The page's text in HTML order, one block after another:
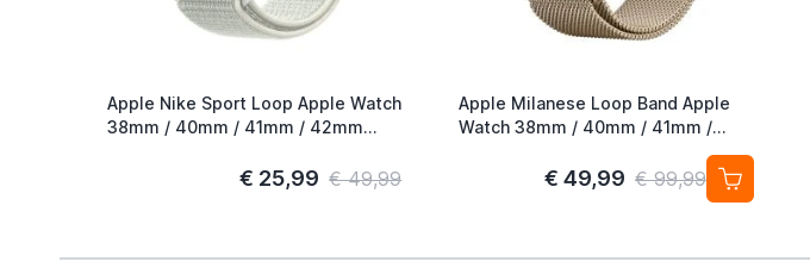
Apple Nike Sport Loop Apple Watch
38mm / 40mm / 41mm / 42mm
€ 25,99 € 49,99
Apple Milanese Loop Band Apple
Watch 38mm / 40mm / 41mm /
€ 49,99 € 99,99